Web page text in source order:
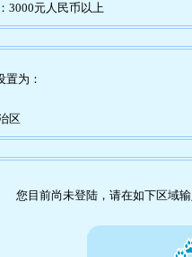
3000元人民币以上
置为：
区
您目前尚未登陆，请在如下区域